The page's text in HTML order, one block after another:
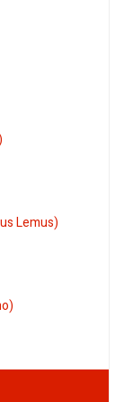
Lemus)